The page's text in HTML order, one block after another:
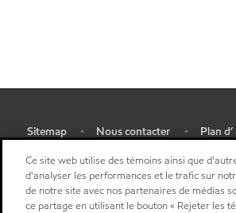
Sitemap • Nous contacter •
Plan
Sélectionner une localisation
Ce site web utilise des témoins ainsi que
d'analyser les performances et le trafic sur
de notre site avec nos partenaires de médias
ce partage en utilisant le bouton « Rejeter les